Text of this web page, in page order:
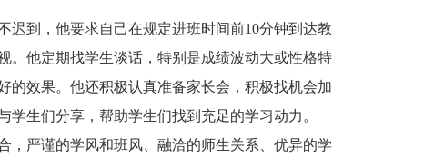
到，他要求自己在规定进班时间前10分钟到达教
。他定期找学生谈话，特别是成绩波动大或性格特
的效果。他还积极认真准备家长会，积极找机会加
生们分享，帮助学生们找到充足的学习动力。
，严谨的学风和班风、融洽的师生关系、优异的学